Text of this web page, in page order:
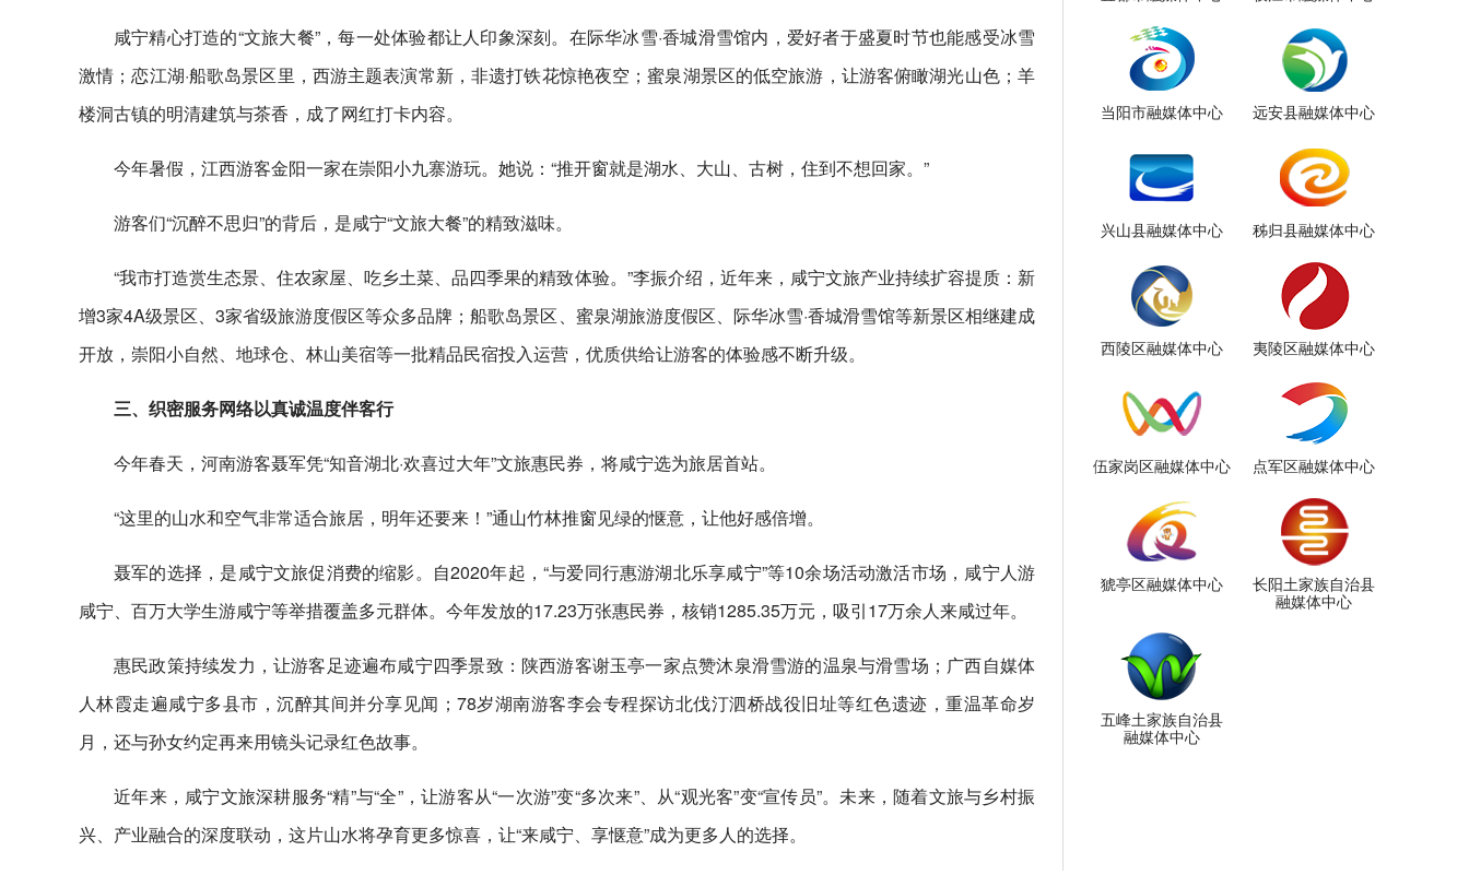
咸宁精心打造的“文旅大餐”，每一处体验都让人印象深刻。在际华冰雪·香城滑雪馆内，爱好者于盛夏时节也能感受冰雪
激情；恋江湖·船歌岛景区里，西游主题表演常新，非遗打铁花惊艳夜空；蜜泉湖景区的低空旅游，让游客俯瞰湖光山色；羊
楼洞古镇的明清建筑与茶香，成了网红打卡内容。
今年暑假，江西游客金阳一家在崇阳小九寨游玩。她说：“推开窗就是湖水、大山、古树，住到不想回家。”
游客们“沉醉不思归”的背后，是咸宁“文旅大餐”的精致滋味。
“我市打造赏生态景、住农家屋、吃乡土菜、品四季果的精致体验。”李振介绍，近年来，咸宁文旅产业持续扩容提质：新
增3家4A级景区、3家省级旅游度假区等众多品牌；船歌岛景区、蜜泉湖旅游度假区、际华冰雪·香城滑雪馆等新景区相继建成
开放，崇阳小自然、地球仓、林山美宿等一批精品民宿投入运营，优质供给让游客的体验感不断升级。
三、织密服务网络以真诚温度伴客行
今年春天，河南游客聂军凭“知音湖北·欢喜过大年”文旅惠民券，将咸宁选为旅居首站。
“这里的山水和空气非常适合旅居，明年还要来！”通山竹林推窗见绿的惬意，让他好感倍增。
聂军的选择，是咸宁文旅促消费的缩影。自2020年起，“与爱同行惠游湖北乐享咸宁”等10余场活动激活市场，咸宁人游
咸宁、百万大学生游咸宁等举措覆盖多元群体。今年发放的17.23万张惠民券，核销1285.35万元，吸引17万余人来咸过年。
惠民政策持续发力，让游客足迹遍布咸宁四季景致：陕西游客谢玉亭一家点赞沐泉滑雪游的温泉与滑雪场；广西自媒体
人林霞走遍咸宁多县市，沉醉其间并分享见闻；78岁湖南游客李会专程探访北伐汀泗桥战役旧址等红色遗迹，重温革命岁
月，还与孙女约定再来用镜头记录红色故事。
近年来，咸宁文旅深耕服务“精”与“全”，让游客从“一次游”变“多次来”、从“观光客”变“宣传员”。未来，随着文旅与乡村振
兴、产业融合的深度联动，这片山水将孕育更多惊喜，让“来咸宁、享惬意”成为更多人的选择。
当阳市融媒体中心 远安县融媒体中心
兴山县融媒体中心 秭归县融媒体中心
西陵区融媒体中心 夷陵区融媒体中心
伍家岗区融媒体中心 点军区融媒体中心
猇亭区融媒体中心
长阳土家族自治县
融媒体中心
五峰土家族自治县
融媒体中心